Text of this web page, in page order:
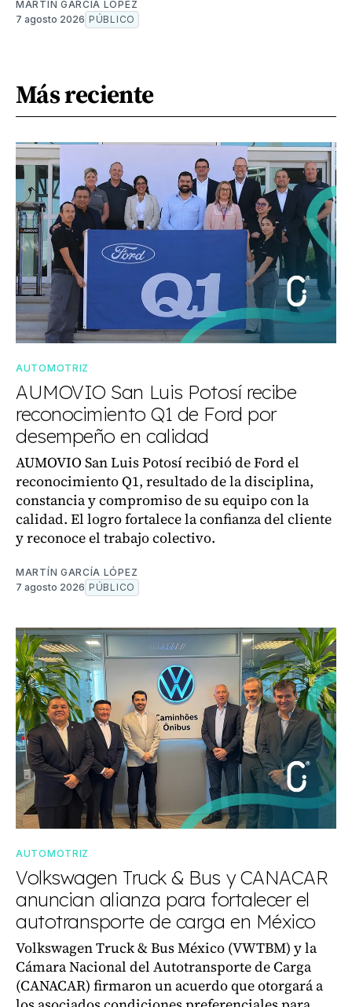
MARTÍN GARCÍA LÓPEZ
7 agosto 2026 PÚBLICO
Más reciente
AUTOMOTRIZ
AUMOVIO San Luis Potosí recibe
reconocimiento Q1 de Ford por
desempeño en calidad
AUMOVIO San Luis Potosí recibió de Ford el
reconocimiento Q1, resultado de la disciplina,
constancia y compromiso de su equipo con la
calidad. El logro fortalece la confianza del cliente
y reconoce el trabajo colectivo.
MARTÍN GARCÍA LÓPEZ
7 agosto 2026 PÚBLICO
AUTOMOTRIZ
Volkswagen Truck & Bus y CANACAR
anuncian alianza para fortalecer el
autotransporte de carga en México
Volkswagen Truck & Bus México (VWTBM) y la
Cámara Nacional del Autotransporte de Carga
(CANACAR) firmaron un acuerdo que otorgará a